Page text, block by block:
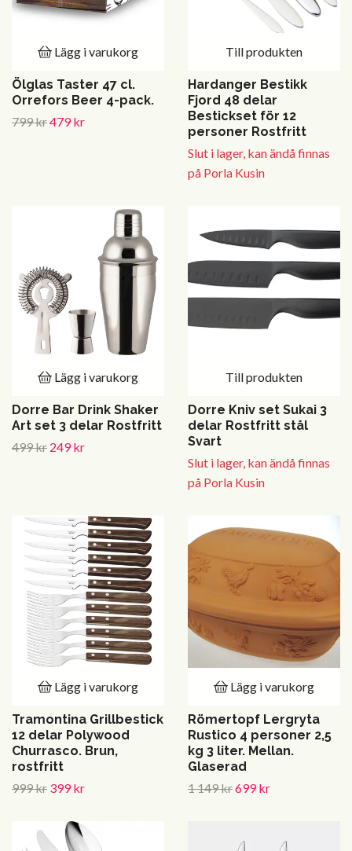
Lägg i varukorg
Ölglas Taster 47 cl.
Orrefors Beer 4-pack.
799 kr479 kr
Till produkten
Hardanger Bestikk
Fjord 48 delar
Bestickset för 12
personer Rostfritt
Slut i lager, kan ändå finnas
på Porla Kusin
Lägg i varukorg
Dorre Bar Drink Shaker
Art set 3 delar Rostfritt
499 kr 249 kr
Till produkten
Dorre Kniv set Sukai 3
delar Rostfritt stål
Svart
Slut i lager, kan ändå finnas
på Porla Kusin
Lägg i varukorg
Tramontina Grillbestick
12 delar Polywood
Churrasco. Brun,
rostfritt
999 kr 399 kr
Lägg i varukorg
Römertopf Lergryta
Rustico 4 personer 2,5
kg 3 liter. Mellan.
Glaserad
1 149 kr699 kr